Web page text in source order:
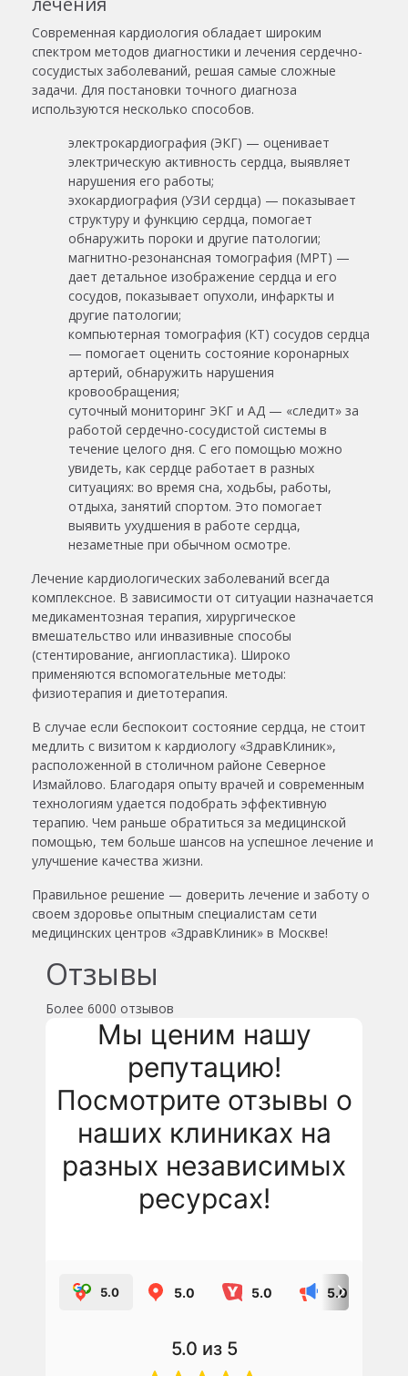
Современная кардиология обладает широким
спектром методов диагностики и лечения сердечно-
сосудистых заболеваний, решая самые сложные
задачи. Для постановки точного диагноза
используются несколько способов.
электрокардиография (ЭКГ) — оценивает
электрическую активность сердца, выявляет
нарушения его работы;
эхокардиография (УЗИ сердца) — показывает
структуру и функцию сердца, помогает
обнаружить пороки и другие патологии;
магнитно-резонансная томография (МРТ) —
дает детальное изображение сердца и его
сосудов, показывает опухоли, инфаркты и
другие патологии;
компьютерная томография (КТ) сосудов сердца
— помогает оценить состояние коронарных
артерий, обнаружить нарушения
кровообращения;
суточный мониторинг ЭКГ и АД — «следит» за
работой сердечно-сосудистой системы в
течение целого дня. С его помощью можно
увидеть, как сердце работает в разных
ситуациях: во время сна, ходьбы, работы,
отдыха, занятий спортом. Это помогает
выявить ухудшения в работе сердца,
незаметные при обычном осмотре.
Лечение кардиологических заболеваний всегда
комплексное. В зависимости от ситуации назначается
медикаментозная терапия, хирургическое
вмешательство или инвазивные способы
(стентирование, ангиопластика). Широко
применяются вспомогательные методы:
физиотерапия и диетотерапия.
В случае если беспокоит состояние сердца, не стоит
медлить с визитом к кардиологу «ЗдравКлиник»,
расположенной в столичном районе Северное
Измайлово. Благодаря опыту врачей и современным
технологиям удается подобрать эффективную
терапию. Чем раньше обратиться за медицинской
помощью, тем больше шансов на успешное лечение и
улучшение качества жизни.
Правильное решение — доверить лечение и заботу о
своем здоровье опытным специалистам сети
медицинских центров «ЗдравКлиник» в Москве!
Отзывы
Более 6000 отзывов
Мы ценим нашу
репутацию!
Посмотрите отзывы о
наших клиниках на
разных независимых
ресурсах!
5.0 5.0 5.0 5.0
5.0 из 5